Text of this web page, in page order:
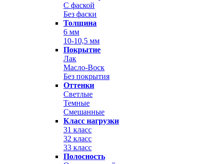
С фаской
Без фаски
Толщина
6 мм
10-10,5 мм
Покрытие
Лак
Масло-Воск
Без покрытия
Оттенки
Светлые
Темные
Смешанные
Класс нагрузки
31 класс
32 класс
33 класс
Полосность